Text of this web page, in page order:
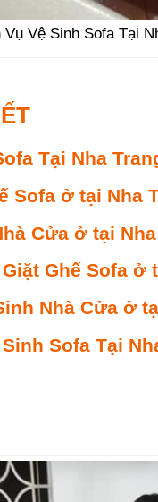
Vụ Vệ Sinh Sofa Tại
Tại Nha
Sofa ở tại Nha
Cửa ở tại
Ghế Sofa ở
Nhà Cửa ở
Sofa Tại